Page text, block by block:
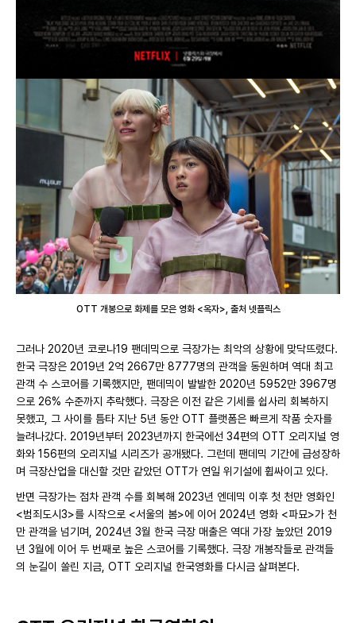
OTT 개봉으로 화제를 모은 영화 <옥자>, 출처 넷플릭스
그러나 2020년 코로나19 팬데믹으로 극장가는 최악의 상황에 맞닥뜨렸다.
한국 극장은 2019년 2억 2667만 8777명의 관객을 동원하며 역대 최고
관객 수 스코어를 기록했지만, 팬데믹이 발발한 2020년 5952만 3967명
으로 26% 수준까지 추락했다. 극장은 이전 같은 기세를 쉽사리 회복하지
못했고, 그 사이를 틈타 지난 5년 동안 OTT 플랫폼은 빠르게 작품 숫자를
늘려나갔다. 2019년부터 2023년까지 한국에선 34편의 OTT 오리지널 영
화와 156편의 오리지널 시리즈가 공개됐다. 그런데 팬데믹 기간에 급성장하
며 극장산업을 대신할 것만 같았던 OTT가 연일 위기설에 휩싸이고 있다.
반면 극장가는 점차 관객 수를 회복해 2023년 엔데믹 이후 첫 천만 영화인
<범죄도시3>를 시작으로 <서울의 봄>에 이어 2024년 영화 <파묘>가 천
만 관객을 넘기며, 2024년 3월 한국 극장 매출은 역대 가장 높았던 2019
년 3월에 이어 두 번째로 높은 스코어를 기록했다. 극장 개봉작들로 관객들
의 눈길이 쏠린 지금, OTT 오리지널 한국영화를 다시금 살펴본다.